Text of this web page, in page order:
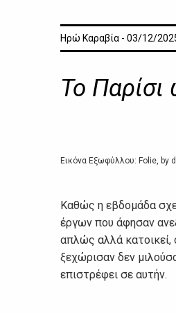
Ηρώ Καραβία - 03/12/
Το
Εικόνα Εξωφύλλου: Folie, by
Καθώς η εβδομάδα
έργων που άφησαν
απλώς αλλά κατοικεί,
ξεχώρισαν δεν
επιστρέφει σε αυτήν.